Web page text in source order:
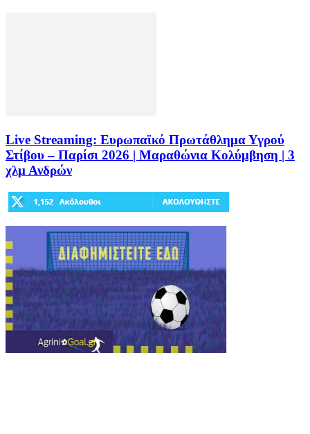
Live Streaming: Ευρωπαϊκό Πρωτάθλημα Υγρού
Στίβου – Παρίσι 2026 | Μαραθώνια Κολύμβηση | 3
χλμ Ανδρών